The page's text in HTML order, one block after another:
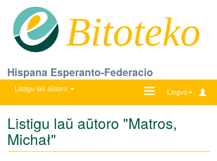
Bitoteko
Hispana Esperanto-Federacio
Listigu laŭ aŭtoro Lingvo
Ŝanĝu
Listigu laŭ aŭtoro "Matros,
Michał"